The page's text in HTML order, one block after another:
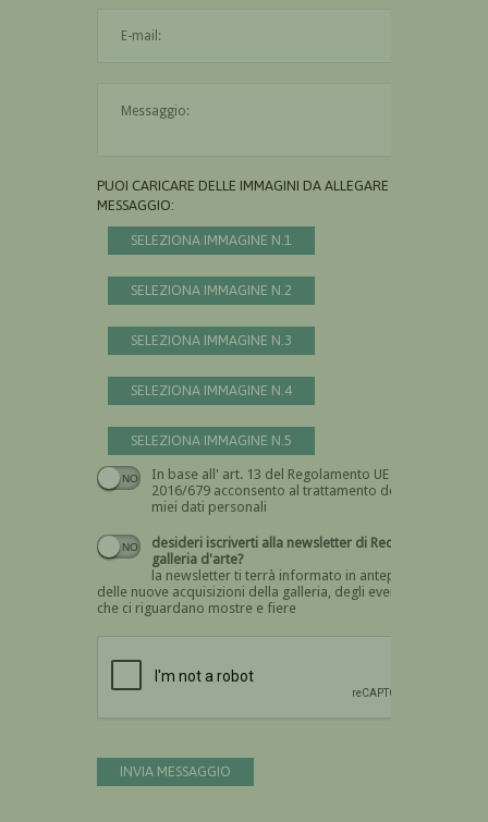
PUOI CARICARE DELLE IMMAGINI DA ALLEGARE AL
MESSAGGIO:
SELEZIONA IMMAGINE N.1
SELEZIONA IMMAGINE N.2
SELEZIONA IMMAGINE N.3
SELEZIONA IMMAGINE N.4
SELEZIONA IMMAGINE N.5
In base all' art. 13 del Regolamento UE n.
2016/679 acconsento al trattamento dei
miei dati personali
Devi dare il consenso
desideri iscriverti alla newsletter di Recta
galleria d'arte?
la newsletter ti terrà informato in anteprima
delle nuove acquisizioni della galleria, degli eventi
che ci riguardano mostre e fiere
INVIA MESSAGGIO